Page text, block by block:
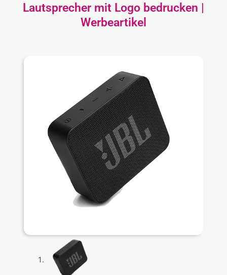
Lautsprecher mit Logo bedrucken |
Werbeartikel